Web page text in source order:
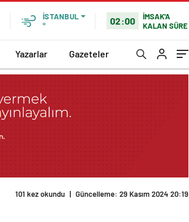
İSTANBUL
°
02:00
İMSAK'A
KALAN SÜRE
Yazarlar Gazeteler
101 kez okundu | Güncelleme: 29 Kasım 2024 20:19